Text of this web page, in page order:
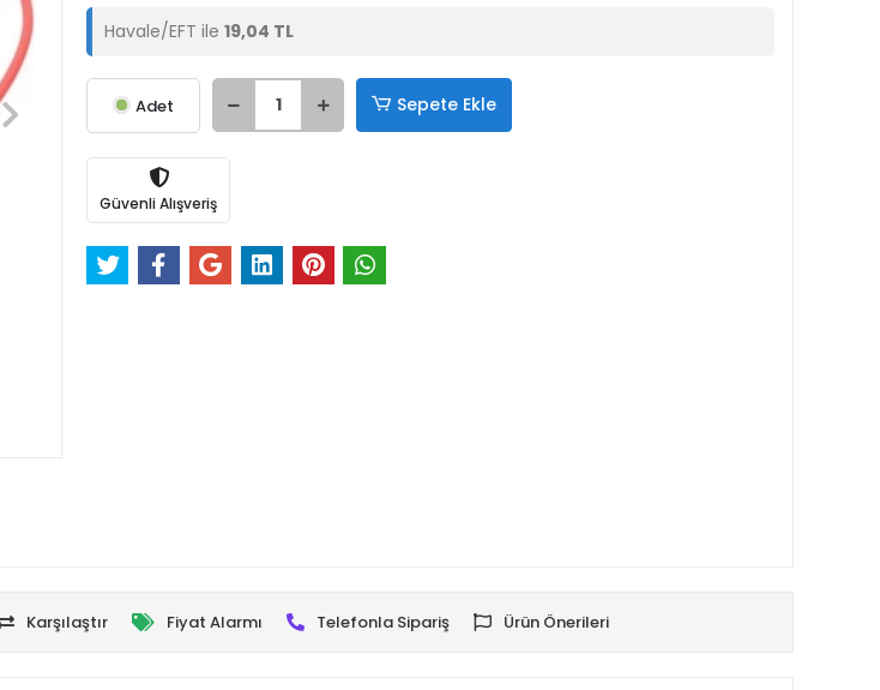
Havale/EFT ile 19,04 TL
Adet Sepete Ekle
Güvenli Alışveriş
Karşılaştır Fiyat Alarmı Telefonla Sipariş Ürün Önerileri